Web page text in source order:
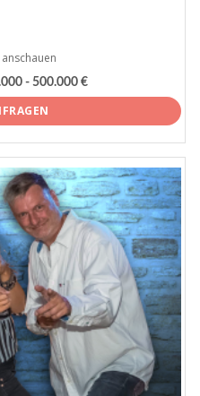
- 500.000 €